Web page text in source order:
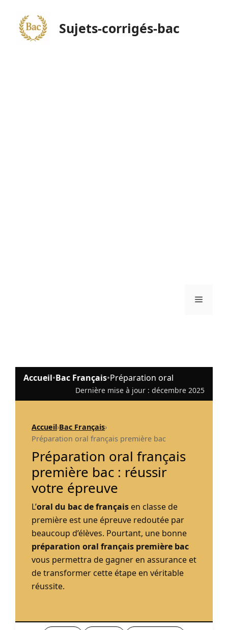
Sujets-corrigés-bac
Menu
Accueil•Bac Français•Préparation oral
Dernière mise à jour : décembre 2025
Accueil›Bac Français›
Préparation oral français première bac
Préparation oral français
première bac : réussir
votre épreuve
L’oral du bac de français en classe de
première est une épreuve redoutée par
beaucoup d’élèves. Pourtant, une bonne
préparation oral français première bac
vous permettra de gagner en assurance et
de transformer cette étape en véritable
réussite.